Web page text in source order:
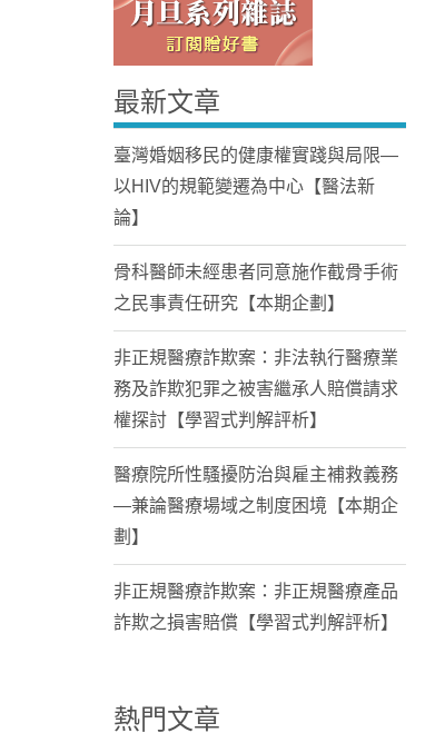
Home
最新文章
臺灣婚姻移民的健康權實踐與局限—
以HIV的規範變遷為中心【醫法新
論】
骨科醫師未經患者同意施作截骨手術
之民事責任研究【本期企劃】
非正規醫療詐欺案：非法執行醫療業
務及詐欺犯罪之被害繼承人賠償請求
權探討【學習式判解評析】
醫療院所性騷擾防治與雇主補救義務
—兼論醫療場域之制度困境【本期企
劃】
非正規醫療詐欺案：非正規醫療產品
詐欺之損害賠償【學習式判解評析】
熱門文章